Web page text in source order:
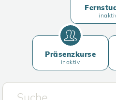
Präsenzkurse
inaktiv